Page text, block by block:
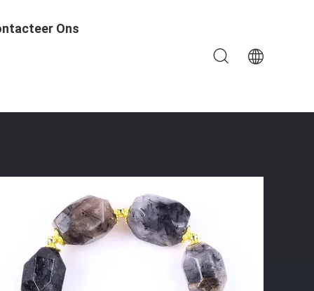
Ons